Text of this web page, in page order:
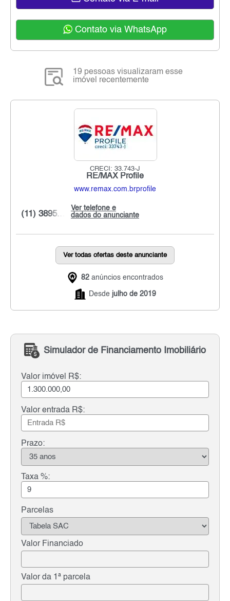
Contato via WhatsApp
19 pessoas visualizaram esse
imóvel recentemente
CRECI: 33.743-J
RE/MAX Profile
www.remax.com.brprofile
Ver telefone e
dados do anunciante
(11) 3895...
Ver todas ofertas deste anunciante
82 anúncios encontrados
Desde julho de 2019
Simulador de Financiamento Imobiliário
Valor imóvel R$:
Valor entrada R$:
Prazo:
Taxa %:
Parcelas
Valor Financiado
Valor da 1ª parcela